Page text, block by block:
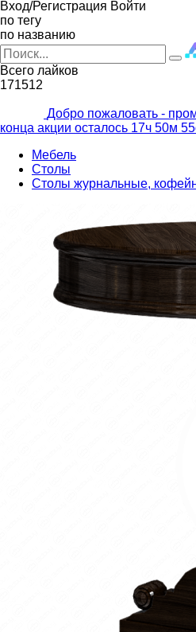
Вход/Регистрация Войти
по тегу
по названию
Всего лайков
171512
Добро пожаловать -
конца акции осталось 17ч 50м
Мебель
Столы
Столы журнальные,